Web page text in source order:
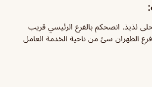
لذيذ. انصحكم بالفرع الرئيسي قريب
الظهران سئ من ناحية الخدمة العامل